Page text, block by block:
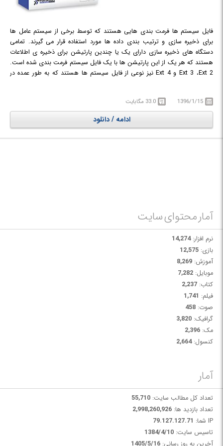
فایل سیستم ها فرمت بندی هایی هستند که توسط برخی از سیستم عامل ها
برای ذخیره سازی و ترتیب بندی داده ها مورد استفاده قرار می گیرند. تمامی
دستگاه های ذخیره سازی دارای یک یا چندین پارتیشن برای ذخیره ی اطلاعات
هستند که هر یک از این پارتیشن ها با یک فایل سیستم فرمت بندی شده است.
Ext 3 ،Ext 2 و Ext 4 نیز نوعی از فایل سیستم ها هستند که به طور عمده در
Ext 3 ،Ext 2 و Ext 4 را از طریق ویندوز به کاربران عرضه می کند تا از این طریق
بتوانند به تمامی محتوای پارتیشن ها دسترسی داشته و آن ها را بخوانند، کپی
کنند و یا ویرایش نمایند.
1396/1/15 33.0 مگابایت
ادامه / دانلود
آمار محتوای سایت
نرم افزار:14,274
بازی: 12,575
آموزش: 8,269
موبایل: 7,282
کتاب: 2,237
فیلم: 1,741
صوت: 458
گرافیک: 3,820
مک: 2,396
کنسول:2,664
آمار
تعداد کل مطالب سایت: 55,710
تعداد بازدید ها: 2,998,260,926
IP شما:
79.127.127.71
تاسیس سایت: 1384/4/10